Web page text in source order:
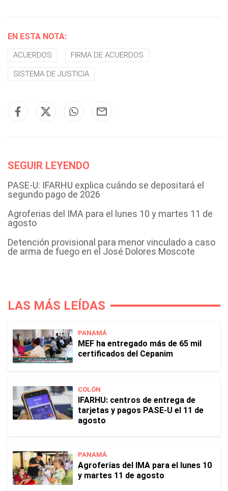
EN ESTA NOTA:
ACUERDOS FIRMA DE ACUERDOS
SISTEMA DE JUSTICIA
SEGUIR LEYENDO
PASE-U: IFARHU explica cuándo se depositará el
segundo pago de 2026
Agroferias del IMA para el lunes 10 y martes 11 de
agosto
Detención provisional para menor vinculado a caso
de arma de fuego en el José Dolores Moscote
LAS MÁS LEÍDAS
PANAMÁ
MEF ha entregado más de 65 mil
certificados del Cepanim
COLÓN
IFARHU: centros de entrega de
tarjetas y pagos PASE-U el 11 de
agosto
PANAMÁ
Agroferias del IMA para el lunes 10
y martes 11 de agosto